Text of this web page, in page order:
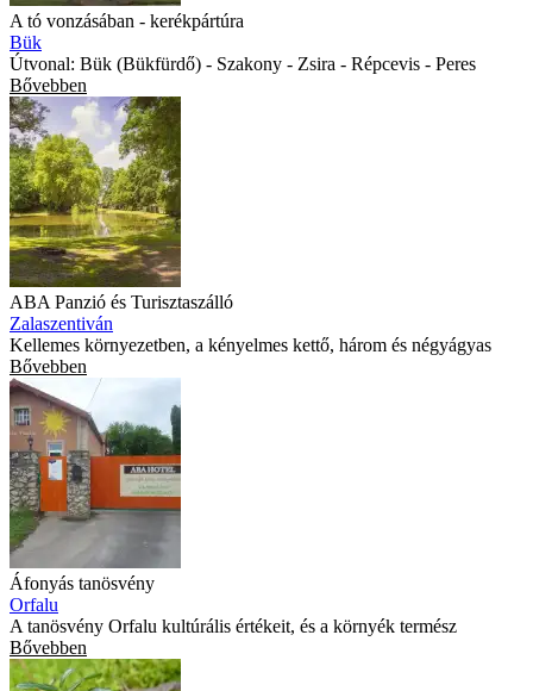
A tó vonzásában - kerékpártúra
Bük
Útvonal: Bük (Bükfürdő) - Szakony - Zsira - Répcevis - Peres
Bővebben
ABA Panzió és Turisztaszálló
Zalaszentiván
Kellemes környezetben, a kényelmes kettő, három és négyágyas
Bővebben
Áfonyás tanösvény
Orfalu
A tanösvény Orfalu kultúrális értékeit, és a környék termész
Bővebben